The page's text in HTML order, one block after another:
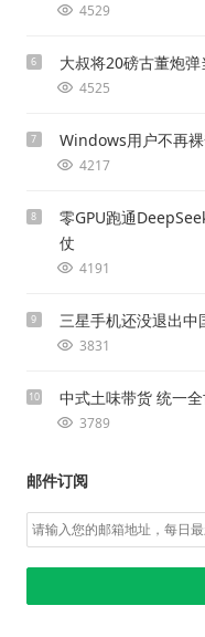
4529
6 大叔将20磅古董炮
4525
7 Windows用户不再
4217
8
零GPU跑通
仗
4191
9 三星手机还没退出中
3831
10 中式土味带货 统一
3789
邮件订阅